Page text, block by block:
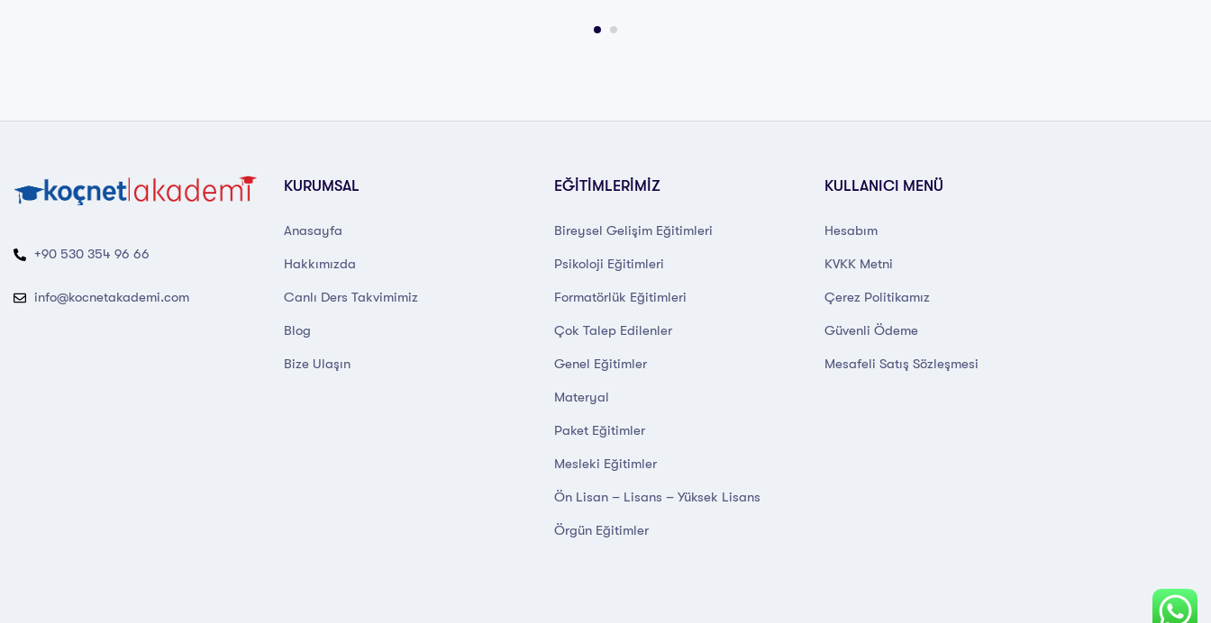
+90 530 354 96 66
info@kocnetakademi.com
KURUMSAL
Anasayfa
Hakkımızda
Canlı Ders Takvimimiz
Blog
Bize Ulaşın
EĞİTİMLERİMİZ
Bireysel Gelişim Eğitimleri
Psikoloji Eğitimleri
Formatörlük Eğitimleri
Çok Talep Edilenler
Genel Eğitimler
Materyal
Paket Eğitimler
Mesleki Eğitimler
Ön Lisan – Lisans – Yüksek Lisans
Örgün Eğitimler
KULLANICI MENÜ
Hesabım
KVKK Metni
Çerez Politikamız
Güvenli Ödeme
Mesafeli Satış Sözleşmesi